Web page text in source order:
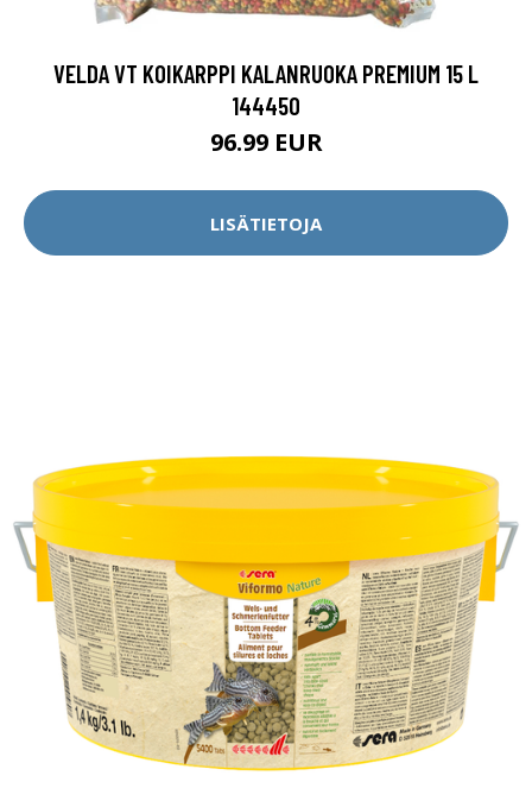
VELDA VT KOIKARPPI KALANRUOKA PREMIUM 15 L
144450
96.99 EUR
LISÄTIETOJA